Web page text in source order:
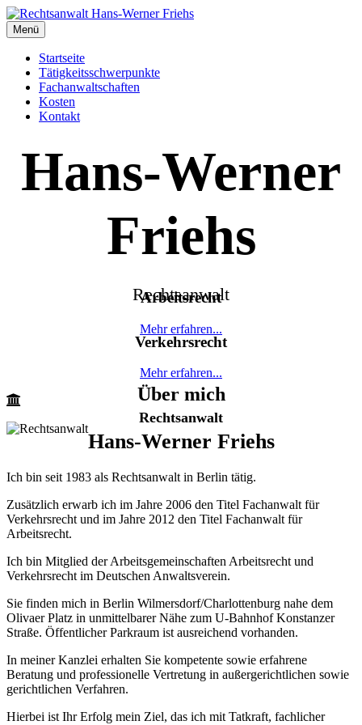
Menü
Startseite
Tätigkeitsschwerpunkte
Fachanwaltschaften
Kosten
Kontakt
Hans-Werner
Friehs
Rechtsanwalt
Arbeitsrecht
Mehr erfahren...
Verkehrsrecht
Mehr erfahren...
Über mich
Rechtsanwalt
Hans-Werner Friehs
Ich bin seit 1983 als Rechtsanwalt in Berlin tätig.
Zusätzlich erwarb ich im Jahre 2006 den Titel Fachanwalt für
Verkehrsrecht und im Jahre 2012 den Titel Fachanwalt für
Arbeitsrecht.
Ich bin Mitglied der Arbeitsgemeinschaften Arbeitsrecht und
Verkehrsrecht im Deutschen Anwaltsverein.
Sie finden mich in Berlin Wilmersdorf/Charlottenburg nahe dem
Olivaer Platz in unmittelbarer Nähe zum U-Bahnhof Konstanzer
Straße. Öffentlicher Parkraum ist ausreichend vorhanden.
In meiner Kanzlei erhalten Sie kompetente sowie erfahrene
Beratung und professionelle Vertretung in außergerichtlichen sowie
gerichtlichen Verfahren.
Hierbei ist Ihr Erfolg mein Ziel, das ich mit Tatkraft, fachlicher